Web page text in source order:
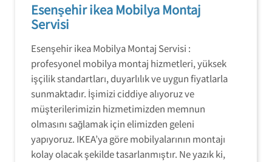
Esenşehir ikea Mobilya Montaj
Servisi
Esenşehir ikea Mobilya Montaj Servisi :
profesyonel mobilya montaj hizmetleri, yüksek
işçilik standartları, duyarlılık ve uygun fiyatlarla
sunmaktadır. İşimizi ciddiye alıyoruz ve
müşterilerimizin hizmetimizden memnun
olmasını sağlamak için elimizden geleni
yapıyoruz. IKEA’ya göre mobilyalarının montajı
kolay olacak şekilde tasarlanmıştır. Ne yazık ki,